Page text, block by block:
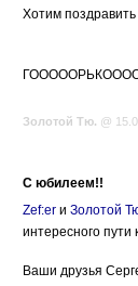
Хотим
Золотой Тю. @
С юбилеем!!
Zef:er и Золотой
интересного
Ваши друзья